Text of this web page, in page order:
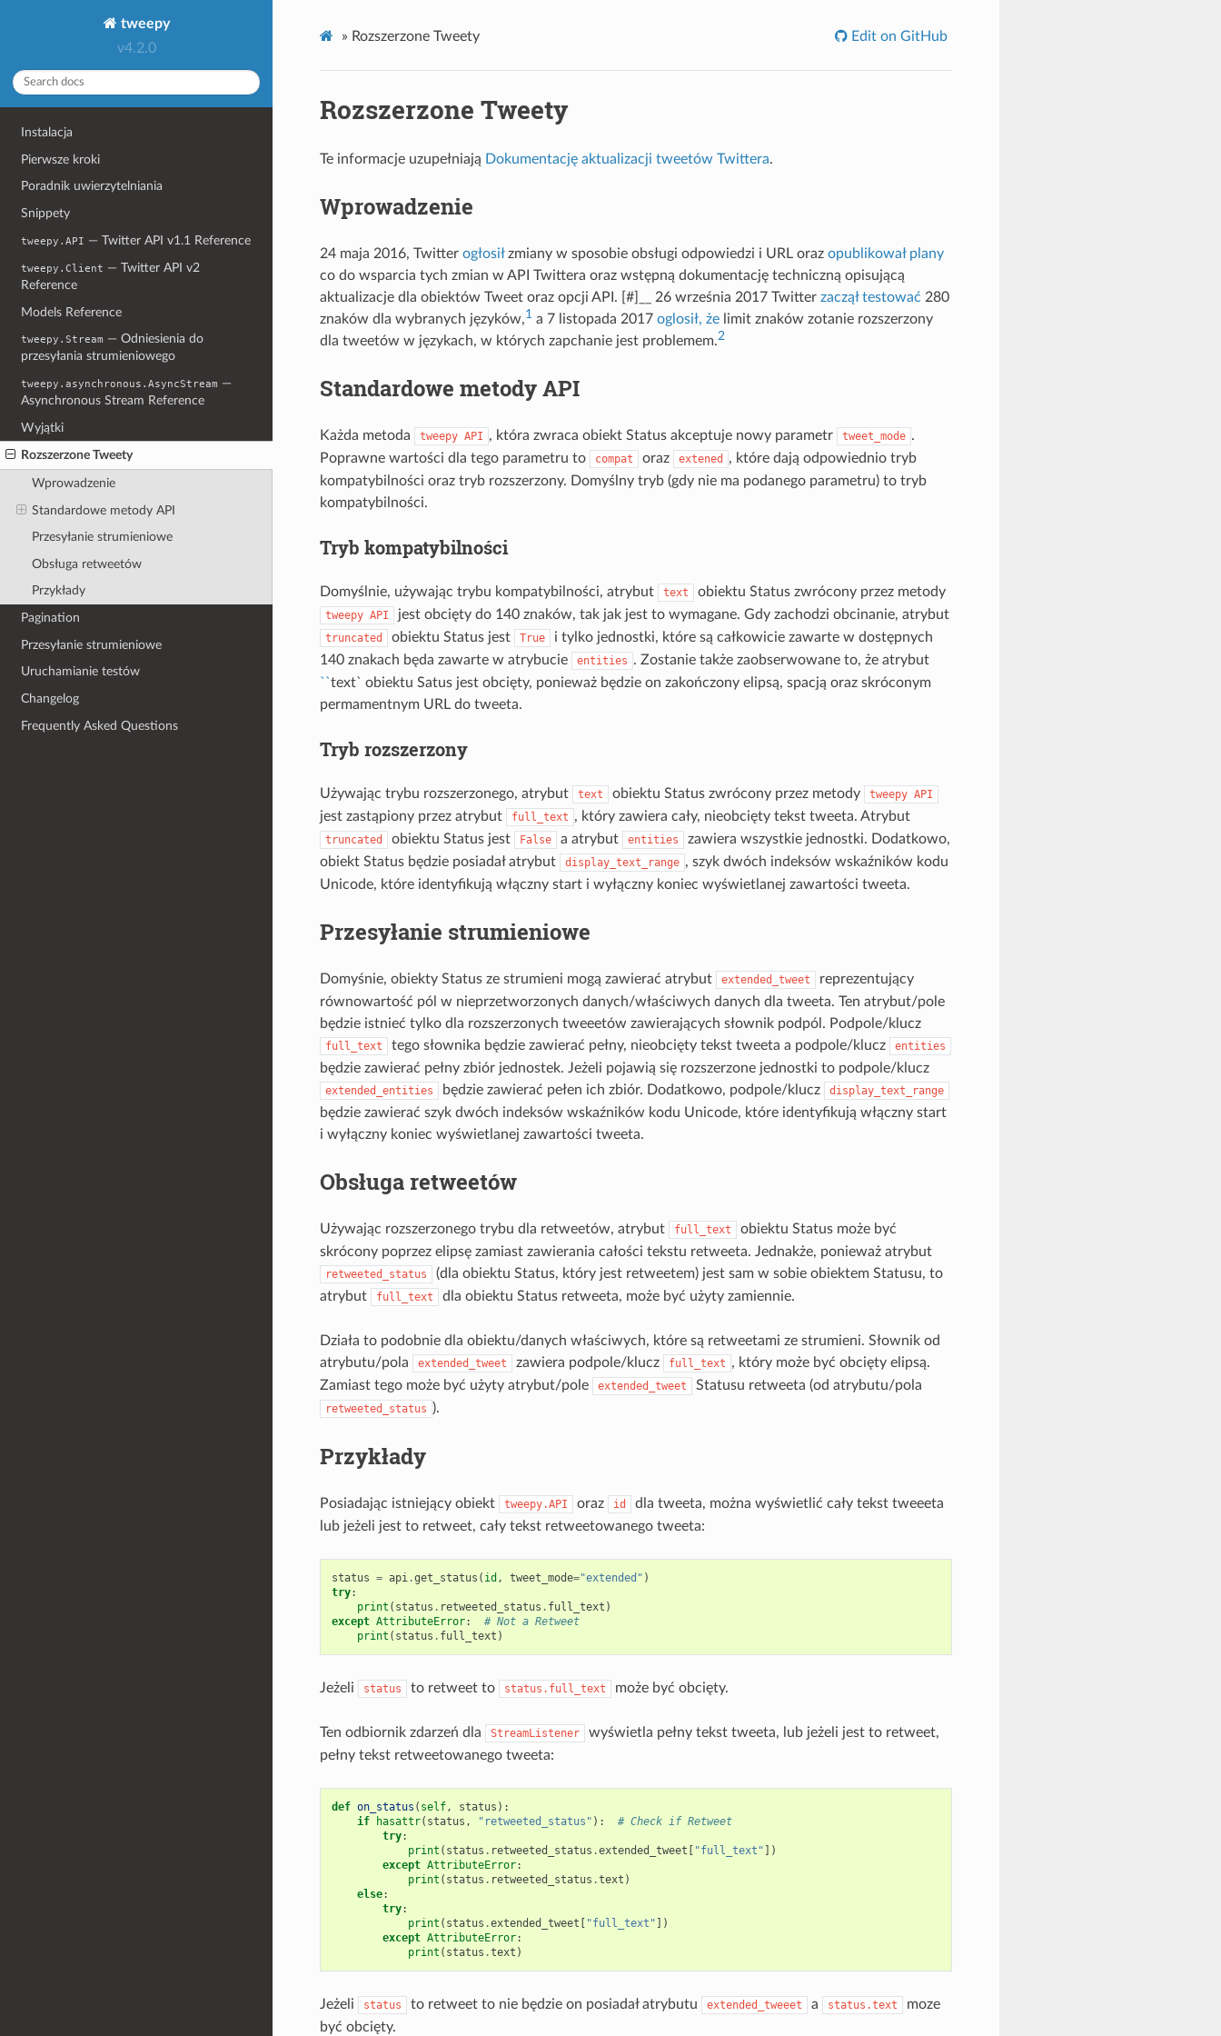
tweepy
v4.2.0
Instalacja
Pierwsze kroki
Poradnik uwierzytelniania
Snippety
tweepy.API — Twitter API v1.1 Reference
tweepy.Client — Twitter API v2
Reference
Models Reference
tweepy.Stream — Odniesienia do
przesyłania strumieniowego
tweepy.asynchronous.AsyncStream —
Asynchronous Stream Reference
Wyjątki
Rozszerzone Tweety
Wprowadzenie
Standardowe metody API
Przesyłanie strumieniowe
Obsługa retweetów
Przykłady
Pagination
Przesyłanie strumieniowe
Uruchamianie testów
Changelog
Frequently Asked Questions
» Rozszerzone Tweety Edit on GitHub
Rozszerzone Tweety
Te informacje uzupełniają Dokumentację aktualizacji tweetów Twittera.
Wprowadzenie
24 maja 2016, Twitter ogłosiłzmiany w sposobie obsługi odpowiedzi i URL oraz opublikował plany
co do wsparcia tych zmian w API Twittera oraz wstępną dokumentację techniczną opisującą
aktualizacje dla obiektów Tweet oraz opcji API. [#]__ 26 września 2017 Twitter zaczął testować 280
znaków dla wybranych języków,1a 7 listopada 2017 oglosił, żelimit znaków zotanie rozszerzony
dla tweetów w językach, w których zapchanie jest problemem.2
Standardowe metody API
Każda metoda tweepy API , która zwraca obiekt Status akceptuje nowy parametr tweet_mode .
Poprawne wartości dla tego parametru to
compat oraz extened
, które dają odpowiednio tryb
kompatybilności oraz tryb rozszerzony. Domyślny tryb (gdy nie ma podanego parametru) to tryb
kompatybilności.
Tryb kompatybilności
Domyślnie, używając trybu kompatybilności, atrybut text obiektu Status zwrócony przez metody
tweepy API jest obcięty do 140 znaków, tak jak jest to wymagane. Gdy zachodzi obcinanie, atrybut
truncated obiektu Status jest True
i tylko jednostki, które są całkowicie zawarte w dostępnych
140 znakach będa zawarte w atrybucie
entities . Zostanie także zaobserwowane to, że atrybut
``text` obiektu Satus jest obcięty, ponieważ będzie on zakończony elipsą, spacją oraz skróconym
permamentnym URL do tweeta.
Tryb rozszerzony
Używając trybu rozszerzonego, atrybut text obiektu Status zwrócony przez metody tweepy API
jest zastąpiony przez atrybut full_text , który zawiera cały, nieobcięty tekst tweeta. Atrybut
truncated obiektu Status jest False a atrybut entities
zawiera wszystkie jednostki. Dodatkowo,
obiekt Status będzie posiadał atrybut
display_text_range , szyk dwóch indeksów wskaźników kodu
Unicode, które identyfikują włączny start i wyłączny koniec wyświetlanej zawartości tweeta.
Przesyłanie strumieniowe
Domyśnie, obiekty Status ze strumieni mogą zawierać atrybut extended_tweet
reprezentujący
równowartość pól w nieprzetworzonych danych/właściwych danych dla tweeta. Ten atrybut/pole
będzie istnieć tylko dla rozszerzonych tweeetów zawierających słownik podpól. Podpole/klucz
full_text tego słownika będzie zawierać pełny, nieobcięty tekst tweeta a podpole/klucz entities
będzie zawierać pełny zbiór jednostek. Jeżeli pojawią się rozszerzone jednostki to podpole/klucz
extended_entities będzie zawierać pełen ich zbiór. Dodatkowo, podpole/klucz display_text_range
będzie zawierać szyk dwóch indeksów wskaźników kodu Unicode, które identyfikują włączny start
i wyłączny koniec wyświetlanej zawartości tweeta.
Obsługa retweetów
Używając rozszerzonego trybu dla retweetów, atrybut full_text
obiektu Status może być
skrócony poprzez elipsę zamiast zawierania całości tekstu retweeta. Jednakże, ponieważ atrybut
retweeted_status
(dla obiektu Status, który jest retweetem) jest sam w sobie obiektem Statusu, to
atrybut
full_text dla obiektu Status retweeta, może być użyty zamiennie.
Działa to podobnie dla obiektu/danych właściwych, które są retweetami ze strumieni. Słownik od
atrybutu/pola
extended_tweet zawiera podpole/klucz full_text , który może być obcięty elipsą.
Zamiast tego może być użyty atrybut/pole
extended_tweet Statusu retweeta (od atrybutu/pola
retweeted_status ).
Przykłady
Posiadając istniejący obiekt tweepy.API oraz id
dla tweeta, można wyświetlić cały tekst tweeeta
lub jeżeli jest to retweet, cały tekst retweetowanego tweeta:
status = api.get_status ( id , tweet_mode="extended" )
try:
print ( status . retweeted_status . full_text )
except AttributeError:
# Not a Retweet
print ( status . full_text )
Jeżeli status to retweet to status.full_text może być obcięty.
Ten odbiornik zdarzeń dla StreamListener
wyświetla pełny tekst tweeta, lub jeżeli jest to retweet,
pełny tekst retweetowanego tweeta:
def on_status ( self, status ):
if
hasattr( status , "retweeted_status" ):
# Check if Retweet
try:
print ( status . retweeted_status .extended_tweet [ "full_text" ])
except AttributeError:
print ( status . retweeted_status .text )
else:
try:
print ( status .extended_tweet [ "full_text" ])
except AttributeError:
print ( status .text )
Jeżeli status to retweet to nie będzie on posiadał atrybutu extended_tweeet a status.text
moze
być obcięty.